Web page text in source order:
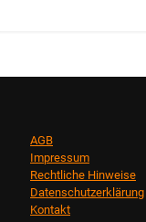
AGB
Impressum
Rechtliche Hinweise
Datenschutzerklärung
Kontakt